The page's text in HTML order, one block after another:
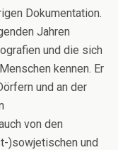
Dokumentation.
Jahren
und die sich
kennen. Er
und an der
von den
)sowjetischen und